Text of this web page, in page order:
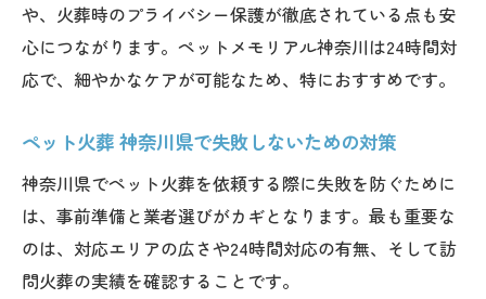
や、火葬時のプライバシー保護が徹底されている点も安
心につながります。ペットメモリアル神奈川は24時間対
応で、細やかなケアが可能なため、特におすすめです。
ペット火葬 神奈川県で失敗しないための対策
神奈川県でペット火葬を依頼する際に失敗を防ぐために
は、事前準備と業者選びがカギとなります。最も重要な
のは、対応エリアの広さや24時間対応の有無、そして訪
問火葬の実績を確認することです。